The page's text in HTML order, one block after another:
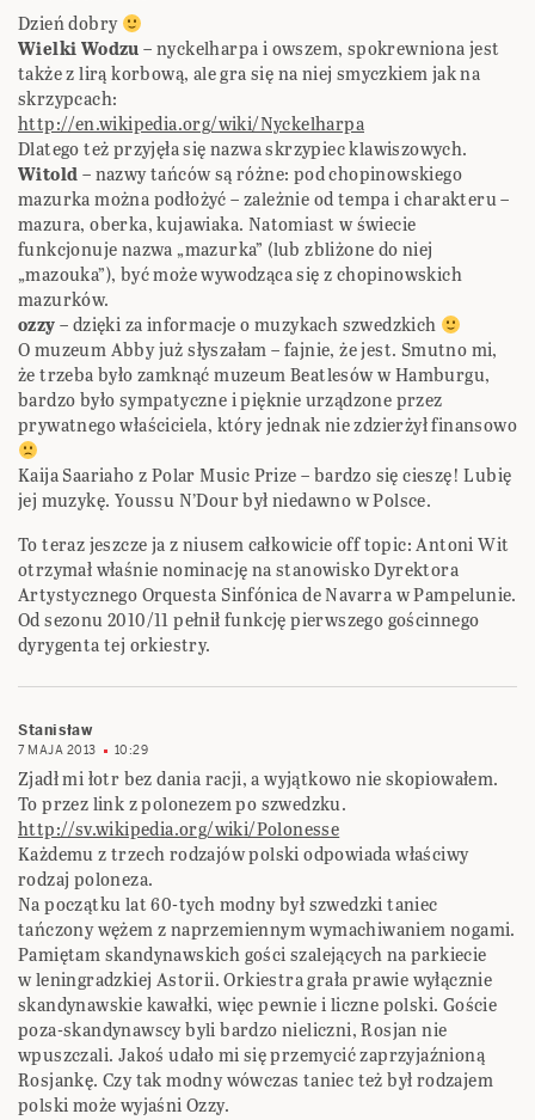
Dzień dobry
Wielki Wodzu– nyckelharpa i owszem, spokrewniona jest
także z lirą korbową, ale gra się na niej smyczkiem jak na
skrzypcach:
http://en.wikipedia.org/wiki/Nyckelharpa
Dlatego też przyjęła się nazwa skrzypiec klawiszowych.
Witold– nazwy tańców są różne: pod chopinowskiego
mazurka można podłożyć – zależnie od tempa i charakteru –
mazura, oberka, kujawiaka. Natomiast w świecie
funkcjonuje nazwa „mazurka” (lub zbliżone do niej
„mazouka”), być może wywodząca się z chopinowskich
mazurków.
ozzy– dzięki za informacje o muzykach szwedzkich
O muzeum Abby już słyszałam – fajnie, że jest. Smutno mi,
że trzeba było zamknąć muzeum Beatlesów w Hamburgu,
bardzo było sympatyczne i pięknie urządzone przez
prywatnego właściciela, który jednak nie zdzierżył finansowo
Kaija Saariaho z Polar Music Prize – bardzo się cieszę! Lubię
jej muzykę. Youssu N’Dour był niedawno w Polsce.
To teraz jeszcze ja z niusem całkowicie off topic: Antoni Wit
otrzymał właśnie nominację na stanowisko Dyrektora
Artystycznego Orquesta Sinfónica de Navarra w Pampelunie.
Od sezonu 2010/11 pełnił funkcję pierwszego gościnnego
dyrygenta tej orkiestry.
Stanisław
7 MAJA 2013 10:29
Zjadł mi łotr bez dania racji, a wyjątkowo nie skopiowałem.
To przez link z polonezem po szwedzku.
http://sv.wikipedia.org/wiki/Polonesse
Każdemu z trzech rodzajów polski odpowiada właściwy
rodzaj poloneza.
Na początku lat 60-tych modny był szwedzki taniec
tańczony wężem z naprzemiennym wymachiwaniem nogami.
Pamiętam skandynawskich gości szalejących na parkiecie
w leningradzkiej Astorii. Orkiestra grała prawie wyłącznie
skandynawskie kawałki, więc pewnie i liczne polski. Goście
poza-skandynawscy byli bardzo nieliczni, Rosjan nie
wpuszczali. Jakoś udało mi się przemycić zaprzyjaźnioną
Rosjankę. Czy tak modny wówczas taniec też był rodzajem
polski może wyjaśni Ozzy.